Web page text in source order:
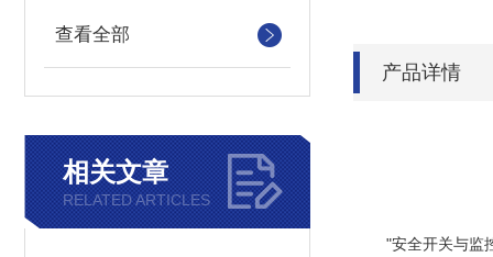
查看全部
相关文章
RELATED ARTICLES
产品详情
"安全开关与监